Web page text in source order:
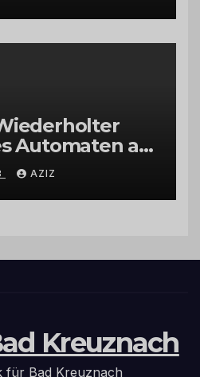
Automaten am
in
Labachweg
AZIZ
Kreuznach
für Bad Kreuznach